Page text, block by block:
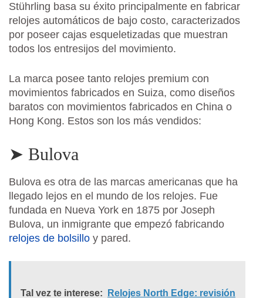
Stührling basa su éxito principalmente en fabricar
relojes automáticos de bajo costo, caracterizados
por poseer cajas esqueletizadas que muestran
todos los entresijos del movimiento.
La marca posee tanto relojes premium con
movimientos fabricados en Suiza, como diseños
baratos con movimientos fabricados en China o
Hong Kong. Estos son los más vendidos:
➤ Bulova
Bulova es otra de las marcas americanas que ha
llegado lejos en el mundo de los relojes. Fue
fundada en Nueva York en 1875 por Joseph
Bulova, un inmigrante que empezó fabricando
relojes de bolsillo y pared.
Tal vez te interese:
Relojes North Edge: revisión